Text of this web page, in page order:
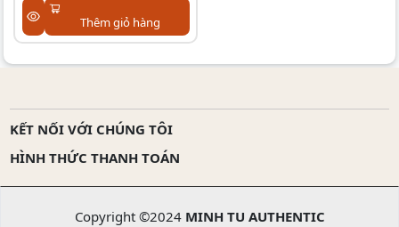
Thêm giỏ hàng
KẾT NỐI VỚI CHÚNG TÔI
HÌNH THỨC THANH TOÁN
Copyright ©2024 MINH TU AUTHENTIC